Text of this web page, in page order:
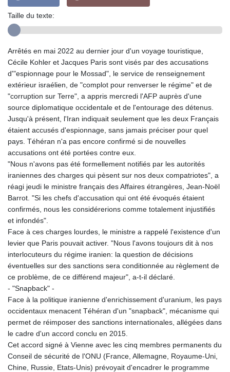
Taille du texte:
Arrêtés en mai 2022 au dernier jour d'un voyage touristique,
Cécile Kohler et Jacques Paris sont visés par des accusations
d'"espionnage pour le Mossad", le service de renseignement
extérieur israélien, de "complot pour renverser le régime" et de
"corruption sur Terre", a appris mercredi l'AFP auprès d'une
source diplomatique occidentale et de l'entourage des détenus.
Jusqu'à présent, l'Iran indiquait seulement que les deux Français
étaient accusés d'espionnage, sans jamais préciser pour quel
pays. Téhéran n'a pas encore confirmé si de nouvelles
accusations ont été portées contre eux.
"Nous n'avons pas été formellement notifiés par les autorités
iraniennes des charges qui pèsent sur nos deux compatriotes", a
réagi jeudi le ministre français des Affaires étrangères, Jean-Noël
Barrot. "Si les chefs d'accusation qui ont été évoqués étaient
confirmés, nous les considérerions comme totalement injustifiés
et infondés".
Face à ces charges lourdes, le ministre a rappelé l'existence d'un
levier que Paris pouvait activer. "Nous l'avons toujours dit à nos
interlocuteurs du régime iranien: la question de décisions
éventuelles sur des sanctions sera conditionnée au règlement de
ce problème, de ce différend majeur", a-t-il déclaré.
- "Snapback" -
Face à la politique iranienne d'enrichissement d'uranium, les pays
occidentaux menacent Téhéran d'un "snapback", mécanisme qui
permet de réimposer des sanctions internationales, allégées dans
le cadre d'un accord conclu en 2015.
Cet accord signé à Vienne avec les cinq membres permanents du
Conseil de sécurité de l'ONU (France, Allemagne, Royaume-Uni,
Chine, Russie, Etats-Unis) prévoyait d'encadrer le programme